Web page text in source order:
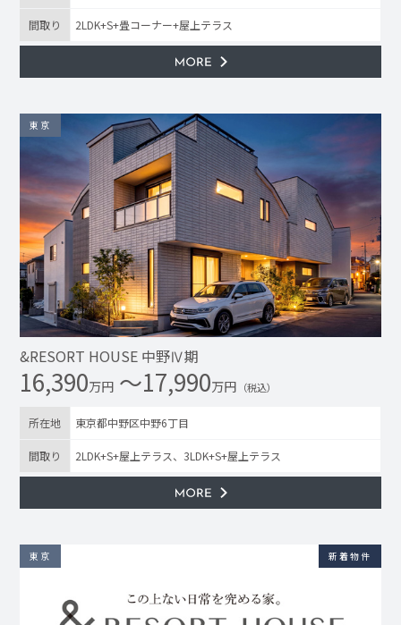
間取り 2LDK+S+畳コーナー+屋上テラス
東京
&RESORT HOUSE 中野Ⅳ期
16,390万円 〜17,990万円 （税込）
所在地 東京都中野区中野6丁目
間取り 2LDK+S+屋上テラス、3LDK+S+屋上テラス
東京 新着物件